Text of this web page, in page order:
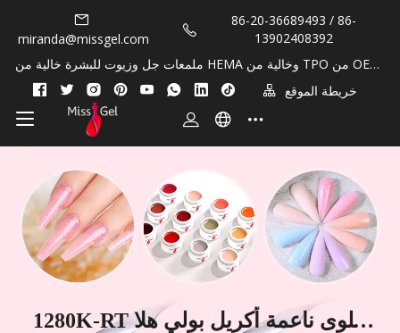
miranda@missgel.com
86-20-36689493 / 86-
13902408392
ملمعات جل وزيوت للبشرة خالية من HEMA وخالية من TPO من OEM/
Private Lable!
خريطة الموقع
1280K-RT حلوى ناعمة أكريل بولي هلا